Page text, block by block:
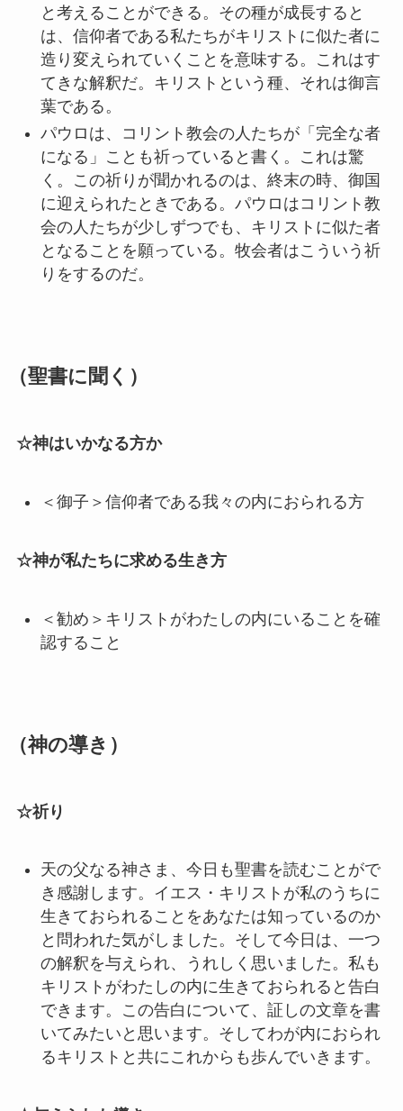
と考えることができる。その種が成長すると
は、信仰者である私たちがキリストに似た者に
造り変えられていくことを意味する。これはす
てきな解釈だ。キリストという種、それは御言
葉である。
パウロは、コリント教会の人たちが「完全な者
になる」ことも祈っていると書く。これは驚
く。この祈りが聞かれるのは、終末の時、御国
に迎えられたときである。パウロはコリント教
会の人たちが少しずつでも、キリストに似た者
となることを願っている。牧会者はこういう祈
りをするのだ。
（聖書に聞く）
☆神はいかなる方か
＜御子＞信仰者である我々の内におられる方
☆神が私たちに求める生き方
＜勧め＞キリストがわたしの内にいることを確
認すること
（神の導き）
☆祈り
天の父なる神さま、今日も聖書を読むことがで
き感謝します。イエス・キリストが私のうちに
生きておられることをあなたは知っているのか
と問われた気がしました。そして今日は、一つ
の解釈を与えられ、うれしく思いました。私も
キリストがわたしの内に生きておられると告白
できます。この告白について、証しの文章を書
いてみたいと思います。そしてわが内におられ
るキリストと共にこれからも歩んでいきます。